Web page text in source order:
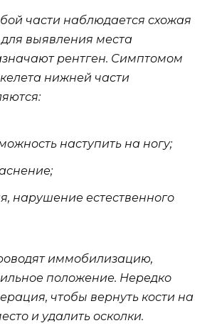
части наблюдается схожая
выявления места
рентген. Симптомом
нижней части
наступить на ногу;
нарушение естественного
иммобилизацию,
положение. Нередко
чтобы вернуть кости на
и удалить осколки.